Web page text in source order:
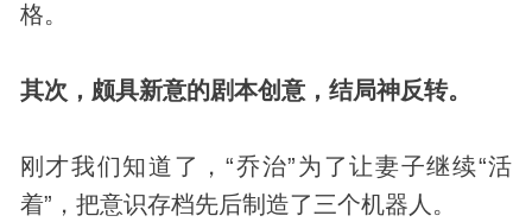
格。
其次，颇具新意的剧本创意，结局神反转。
刚才我们知道了，“乔治”为了让妻子继续“活
着”，把意识存档先后制造了三个机器人。